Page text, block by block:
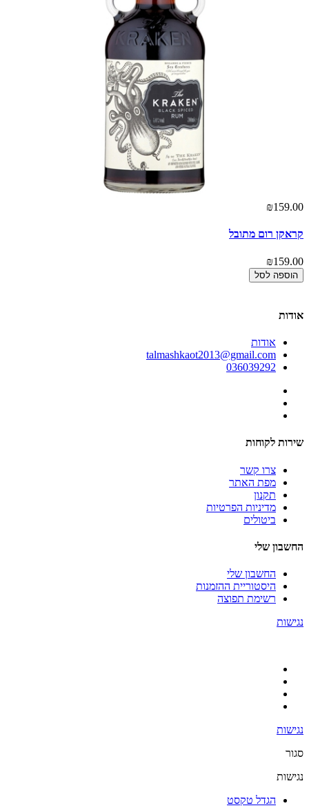
₪159.00
קראקן רום מתובל
₪159.00
הוספה לסל
אודות
אודות
talmashkaot2013@gmail.com
036039292
שירות לקוחות
צרו קשר
מפת האתר
תקנון
מדיניות הפרטיות
ביטולים
החשבון שלי
החשבון שלי
היסטוריית ההזמנות
רשימת תפוצה
נגישות
נגישות
סגור
נגישות
הגדל טקסט